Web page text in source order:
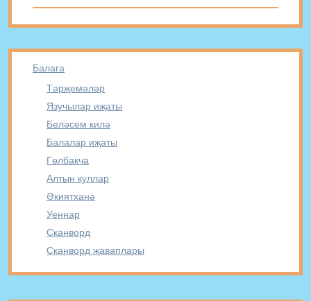
Балага
Тәрҗемәләр
Язучылар иҗаты
Беләсем килә
Балалар иҗаты
Гөлбакча
Алтын куллар
Әкиятханә
Уеннар
Сканворд
Сканворд җаваплары